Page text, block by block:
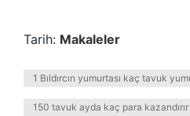
Tarih: Makaleler
1 Bıldırcın yumurtası kaç tavuk
150 tavuk ayda kaç para kazandırır